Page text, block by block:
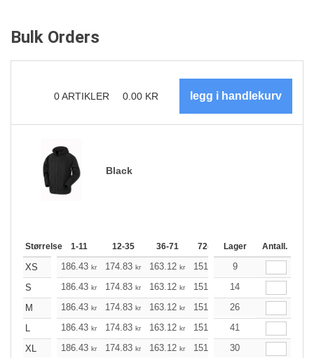
Bulk Orders
0ARTIKLER 0.00 KR
Black
Størrelse 1-11 12-35 36-71 72-143 144-287
Lager Antall.
XS 186.43 kr 174.83 kr 163.12 kr 151.53
9
S
186.43 kr 174.83 kr 163.12 kr 151.53 139.82
14
M
186.43 kr 174.83 kr 163.12 kr 151.53 139.82
26
L
186.43 kr 174.83 kr 163.12 kr 151.53 139.82
41
XL
186.43 kr 174.83 kr 163.12 kr 151.53 139.82
30